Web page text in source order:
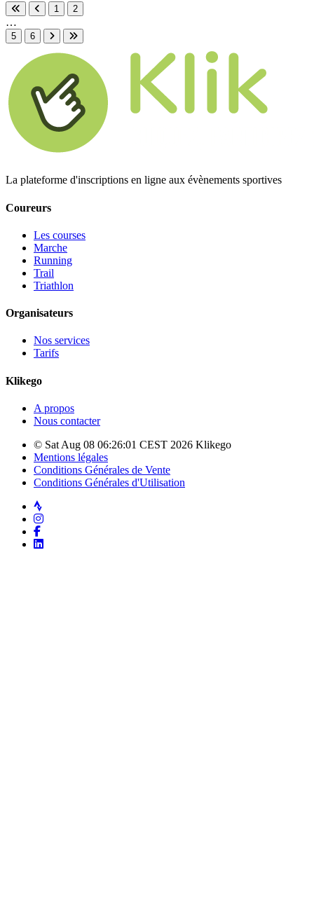
Première page
Page précédente
1 2
…
5
6
Page suivante
Dernière page
La plateforme d'inscriptions en ligne aux évènements sportives
Coureurs
Les courses
Marche
Running
Trail
Triathlon
Organisateurs
Nos services
Tarifs
Klikego
A propos
Nous contacter
© Sat Aug 08 06:26:01 CEST 2026 Klikego
Mentions légales
Conditions Générales de Vente
Conditions Générales d'Utilisation
Strava
Instagram
Facebook
LinkedIn